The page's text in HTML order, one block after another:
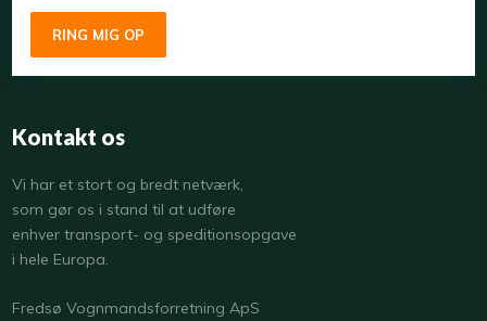
Kontakt os
​Vi har et stort og bredt netværk,
som gør os i stand til at udføre
enhver transport- og speditionsopgave
i hele Europa.
​Fredsø Vognmandsforretning ApS